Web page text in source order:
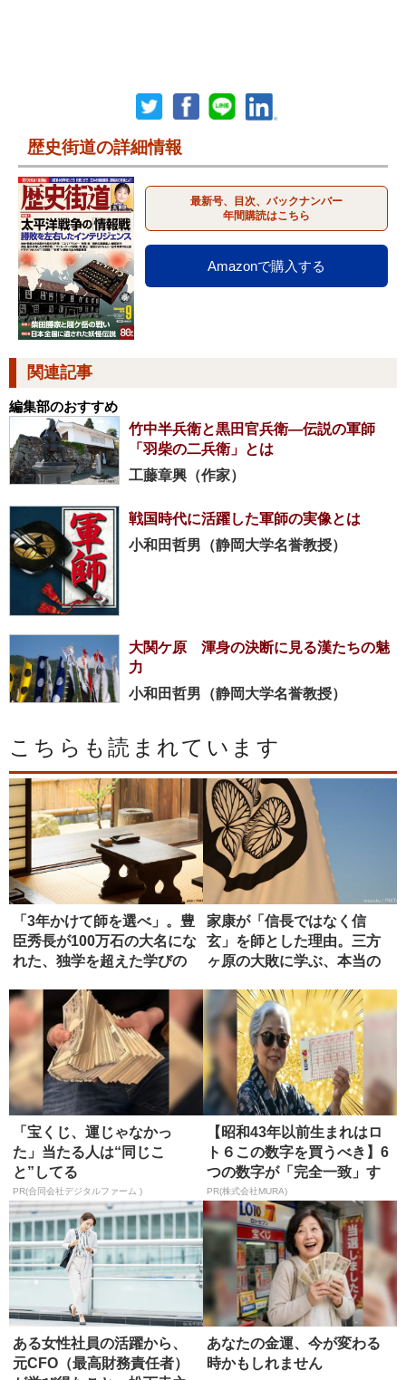
歴史街道の詳細情報
最新号、目次、バックナンバー
年間購読はこちら
Amazonで購入する
関連記事
編集部のおすすめ
竹中半兵衛と黒田官兵衛―伝説の軍師
「羽柴の二兵衛」とは
工藤章興（作家）
戦国時代に活躍した軍師の実像とは
小和田哲男（静岡大学名誉教授）
大関ケ原 渾身の決断に見る漢たちの魅
力
小和田哲男（静岡大学名誉教授）
こちらも読まれています
「3年かけて師を選べ」。豊
臣秀長が100万石の大名にな
れた、独学を超えた学びの
家康が「信長ではなく信
玄」を師とした理由。三方
ヶ原の大敗に学ぶ、本当の
「宝くじ、運じゃなかっ
た」当たる人は“同じこ
と”してる
PR(合同会社デジタルファーム )
【昭和43年以前生まれはロ
ト６この数字を買うべき】6
つの数字が「完全一致」す
る方...
PR(株式会社MURA)
ある女性社員の活躍から、
元CFO（最高財務責任者）
あなたの金運、今が変わる
時かもしれません